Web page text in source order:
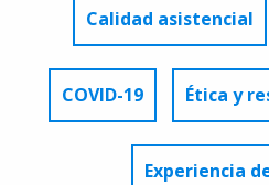
Calidad asistencial
COVID-19 Ética y
Experiencia